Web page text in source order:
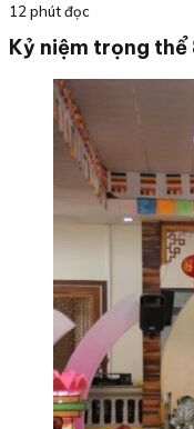
12 phút đọc
Kỷ niệm trọng thể